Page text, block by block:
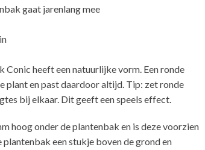
gaat jarenlang mee
heeft een natuurlijke vorm. Een ronde
plant en past daardoor altijd. Tip: zet ronde
bij elkaar. Dit geeft een speels effect.
hoog onder de plantenbak en is deze voorzien
een stukje boven de grond en